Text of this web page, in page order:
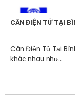
CÂN ĐIỆN TỬ TẠI
Cân Điện Tử Tại
khác nhau như...